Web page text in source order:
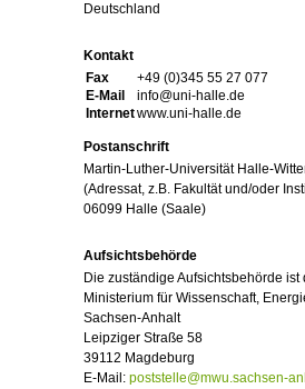
Deutschland
Kontakt
Fax
+49 (0)345 55 27 077
E-Mail
info@uni-halle.de
Internetwww.uni-halle.de
Postanschrift
Martin-Luther-Universität Halle-
(Adressat, z.B. Fakultät und/oder
06099 Halle (Saale)
Aufsichtsbehörde
Die zuständige Aufsichtsbehörde ist
Ministerium für Wissenschaft,
Sachsen-Anhalt
Leipziger Straße 58
39112 Magdeburg
E-Mail: poststelle@mwu.sachsen-